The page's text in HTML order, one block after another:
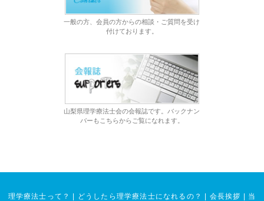
一般の方、会員の方からの相談・ご質問を受け
付けております。
山梨県理学療法士会の会報誌です。バックナン
バーもこちらからご覧になれます。
理学療法士って？ | どうしたら理学療法士になれるの？ | 会長挨拶 | 当